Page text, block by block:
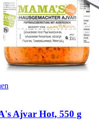
Ajvar Hot, 550 g